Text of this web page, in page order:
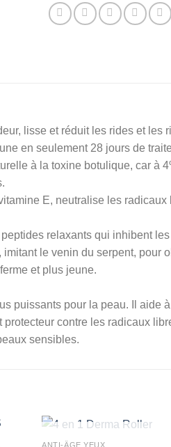
lisse et réduit les rides et les
en seulement 28 jours de
à la toxine botulique, car à
E, neutralise les
relaxants qui inhibent
le venin du serpent, pour
et plus jeune.
puissants pour la peau. Il aide
contre les radicaux
sensibles.
RUPTURE DE
ANTI-ÂGE YEUX